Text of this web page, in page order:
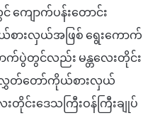
င်ကျောက်ပန်းတောင်း
ားလှယ်အဖြစ် ရွေးကောက်
ာက်ပွဲတွင်လည်း မန္တလေးတိုင်း
တ်တော်ကိုယ်စားလှယ်
းတိုင်းဒေသကြီးဝန်ကြီးချုပ်